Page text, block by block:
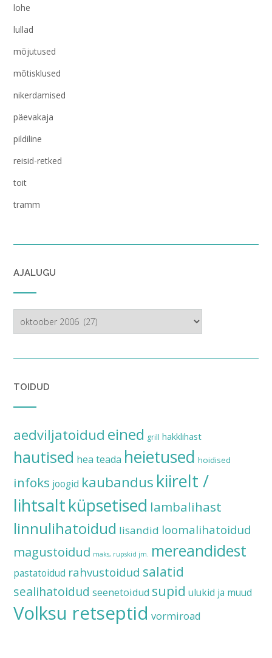
lohe
lullad
mõjutused
mõtisklused
nikerdamised
päevakaja
pildiline
reisid-retked
toit
tramm
AJALUGU
TOIDUD
aedviljatoidud eined grill hakklihast
hautised hea teada heietused hoidised
infoks joogid kaubandus kiirelt /
lihtsaltküpsetised lambalihast
linnulihatoidud lisandid loomalihatoidud
magustoidud maks, rupskid jm. mereandidest
pastatoidud rahvustoidud salatid
sealihatoidud seenetoidud supid ulukid ja muud
Volksu retseptid vormiroad